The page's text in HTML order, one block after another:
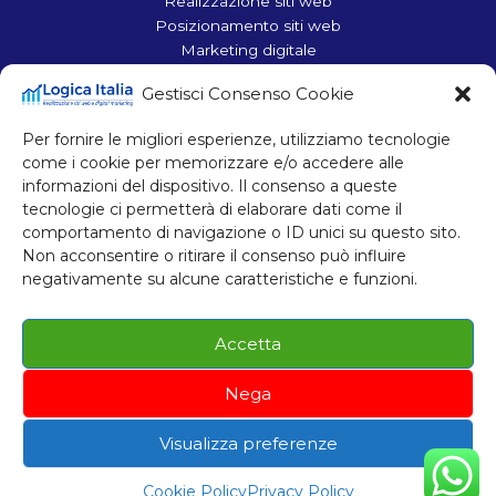
Gestisci Consenso Cookie
Per fornire le migliori esperienze, utilizziamo tecnologie
come i cookie per memorizzare e/o accedere alle
informazioni del dispositivo. Il consenso a queste
tecnologie ci permetterà di elaborare dati come il
comportamento di navigazione o ID unici su questo sito.
Non acconsentire o ritirare il consenso può influire
negativamente su alcune caratteristiche e funzioni.
Accetta
Nega
Visualizza preferenze
Cookie PolicyPrivacy Policy
Posizionamento siti web
Marketing digitale
Corso Francia 110, 10098 Rivoli (TO)
Tel.: +39 011 957 60 63
Mobile: +39 340 696 71 93
Mobile: +39 380 728 03 68
Email: info@logicaitalia.com
P. IVA 11048330010
Cookie Policy
Privacy Policy